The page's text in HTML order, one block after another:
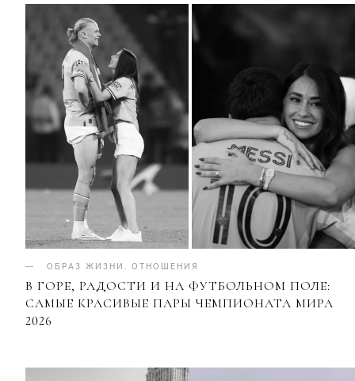
ОБРАЗ ЖИЗНИ ОТНОШЕНИЯ
В ГОРЕ, РАДОСТИ И НА ФУТБОЛЬНОМ ПОЛЕ:
САМЫЕ КРАСИВЫЕ ПАРЫ ЧЕМПИОНАТА МИРА
2026